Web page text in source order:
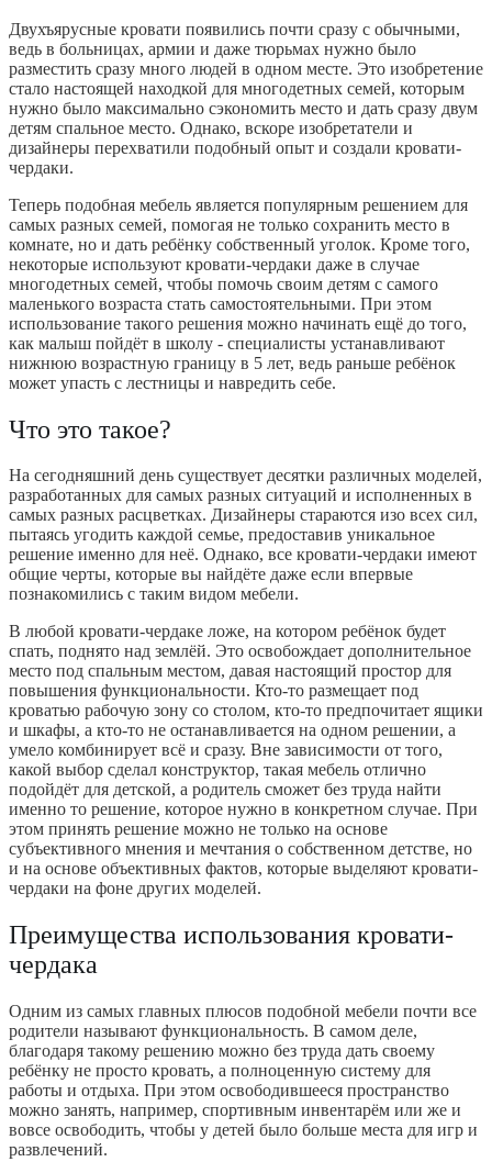
Двухъярусные кровати появились почти сразу с обычными,
ведь в больницах, армии и даже тюрьмах нужно было
разместить сразу много людей в одном месте. Это изобретение
стало настоящей находкой для многодетных семей, которым
нужно было максимально сэкономить место и дать сразу двум
детям спальное место. Однако, вскоре изобретатели и
дизайнеры перехватили подобный опыт и создали кровати-
чердаки.
Теперь подобная мебель является популярным решением для
самых разных семей, помогая не только сохранить место в
комнате, но и дать ребёнку собственный уголок. Кроме того,
некоторые используют кровати-чердаки даже в случае
многодетных семей, чтобы помочь своим детям с самого
маленького возраста стать самостоятельными. При этом
использование такого решения можно начинать ещё до того,
как малыш пойдёт в школу - специалисты устанавливают
нижнюю возрастную границу в 5 лет, ведь раньше ребёнок
может упасть с лестницы и навредить себе.
Что это такое?
На сегодняшний день существует десятки различных моделей,
разработанных для самых разных ситуаций и исполненных в
самых разных расцветках. Дизайнеры стараются изо всех сил,
пытаясь угодить каждой семье, предоставив уникальное
решение именно для неё. Однако, все кровати-чердаки имеют
общие черты, которые вы найдёте даже если впервые
познакомились с таким видом мебели.
В любой кровати-чердаке ложе, на котором ребёнок будет
спать, поднято над землёй. Это освобождает дополнительное
место под спальным местом, давая настоящий простор для
повышения функциональности. Кто-то размещает под
кроватью рабочую зону со столом, кто-то предпочитает ящики
и шкафы, а кто-то не останавливается на одном решении, а
умело комбинирует всё и сразу. Вне зависимости от того,
какой выбор сделал конструктор, такая мебель отлично
подойдёт для детской, а родитель сможет без труда найти
именно то решение, которое нужно в конкретном случае. При
этом принять решение можно не только на основе
субъективного мнения и мечтания о собственном детстве, но
и на основе объективных фактов, которые выделяют кровати-
чердаки на фоне других моделей.
Преимущества использования кровати-
чердака
Одним из самых главных плюсов подобной мебели почти все
родители называют функциональность. В самом деле,
благодаря такому решению можно без труда дать своему
ребёнку не просто кровать, а полноценную систему для
работы и отдыха. При этом освободившееся пространство
можно занять, например, спортивным инвентарём или же и
вовсе освободить, чтобы у детей было больше места для игр и
развлечений.